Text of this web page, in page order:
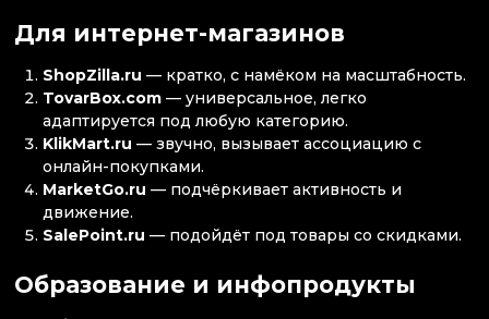
Для интернет-магазинов
ShopZilla.ru — кратко, с намёком на масштабность.
TovarBox.com — универсальное, легко
адаптируется под любую категорию.
KlikMart.ru — звучно, вызывает ассоциацию с
онлайн-покупками.
MarketGo.ru — подчёркивает активность и
движение.
SalePoint.ru — подойдёт под товары со скидками.
Образование и инфопродукты